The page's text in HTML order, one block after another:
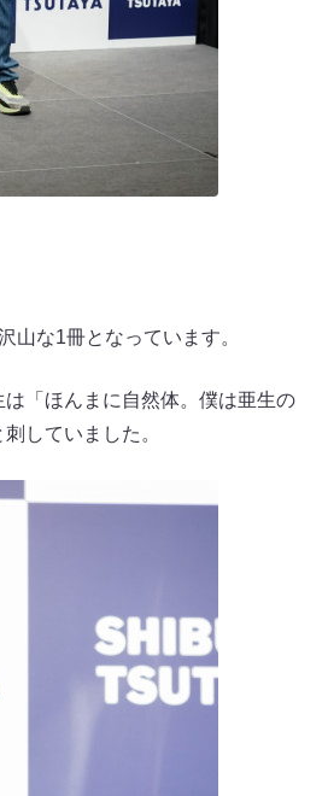
山な1冊となっています。
「ほんまに自然体。僕は亜生の
していました。